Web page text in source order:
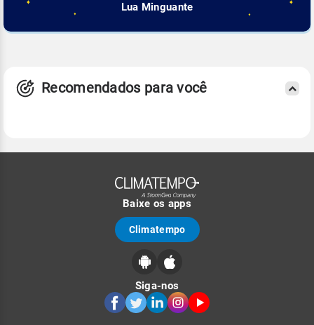
Lua Minguante
Recomendados para você
Baixe os apps
Climatempo
Siga-nos